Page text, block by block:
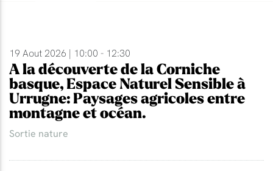
19 Aout 2026 | 10:00 - 12:30
A la découverte de la Corniche
basque, Espace Naturel Sensible à
Urrugne: Paysages agricoles entre
montagne et océan.
Sortie nature